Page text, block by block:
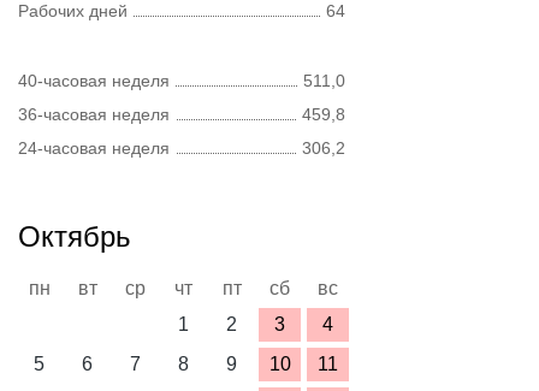
Рабочих дней
64
40-часовая неделя
511,0
36-часовая неделя
459,8
24-часовая неделя
306,2
Октябрь
пн вт ср чт пт сб
вс
1
2 3
4
5
6 7 8 9 10
11